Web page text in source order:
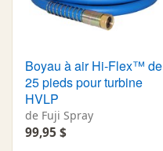
Boyau à air Hi-Flex™ de
25 pieds pour turbine
HVLP
de Fuji Spray
99,95 $